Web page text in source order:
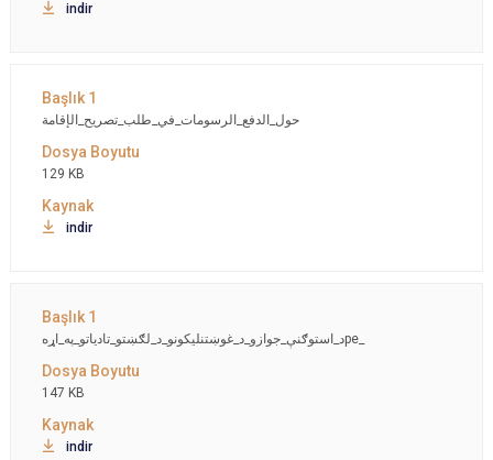
indir
حول_الدفع_الرسومات_في_طلب_تصريح_الإقامة
129 KB
indir
د_استوګنې_جوازو_د_غوښتنلیکونو_د_لګښتو_تادیاتو_په_اړهpe_
147 KB
indir